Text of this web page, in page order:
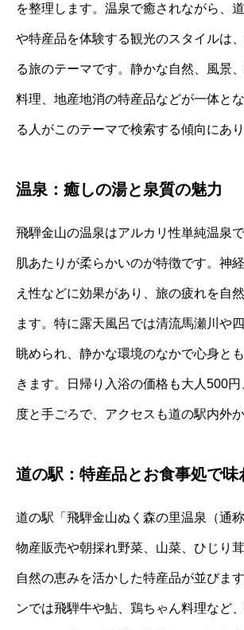
を整理します。温泉で癒されながら、
や特産品を体験する観光のスタイルは
る旅のテーマです。静かな自然、風景
料理、地産地消の特産品などが一体と
る人がこのテーマで検索する傾向にあり
温泉：癒しの湯と泉質の魅力
飛騨金山の温泉はアルカリ性単純温泉
肌あたりが柔らかいのが特徴です。神
え性などに効果があり、旅の疲れを自
ます。特に露天風呂では清流馬瀬川や
眺められ、静かな環境のなかで心身と
きます。日帰り入浴の価格も大人500
度と手ごろで、アクセスも道の駅内外か
道の駅：特産品とお食事処で味
道の駅「飛騨金山ぬく森の里温泉（通
物産販売や朝採れ野菜、山菜、ひじり
自然の恵みを活かした特産品が並びま
ンでは飛騨牛や鮎、鶏ちゃん料理など